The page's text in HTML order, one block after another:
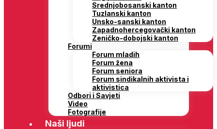
Srednjobosanski kanton
Tuzlanski kanton
Unsko-sanski kanton
Zapadnohercegovački kanton
Zeničko-dobojski kanton
Forumi
Forum mladih
Forum žena
Forum seniora
Forum sindikalnih aktivista i
aktivistica
Odbori i Savjeti
Video
Fotografije
Naši ljudi